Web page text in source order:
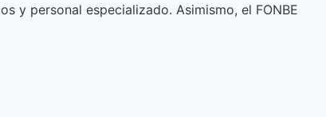
y personal especializado. Asimismo, el FONBE